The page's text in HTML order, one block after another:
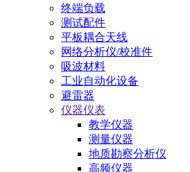
终端负载
测试配件
平板耦合天线
网络分析仪/校准件
吸波材料
工业自动化设备
避雷器
仪器仪表
教学仪器
测量仪器
地质勘察分析仪
高频仪器